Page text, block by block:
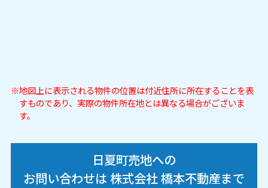
地図上に表示される物件の位置は付近住所に所在することを表
すものであり、実際の物件所在地とは異なる場合がございま
す。
日夏町売地への
お問い合わせは 株式会社 橋本不動産まで